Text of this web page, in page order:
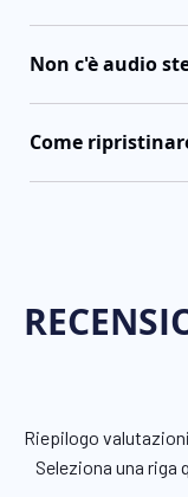
Non c'è audio
Come